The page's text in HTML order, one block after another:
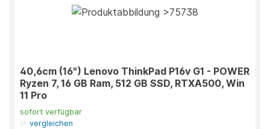
40,6cm (16") Lenovo ThinkPad P16v G1 - POWER
Ryzen 7, 16 GB Ram, 512 GB SSD, RTXA500, Win
11 Pro
sofort verfügbar
vergleichen